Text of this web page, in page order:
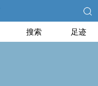
搜索 足迹